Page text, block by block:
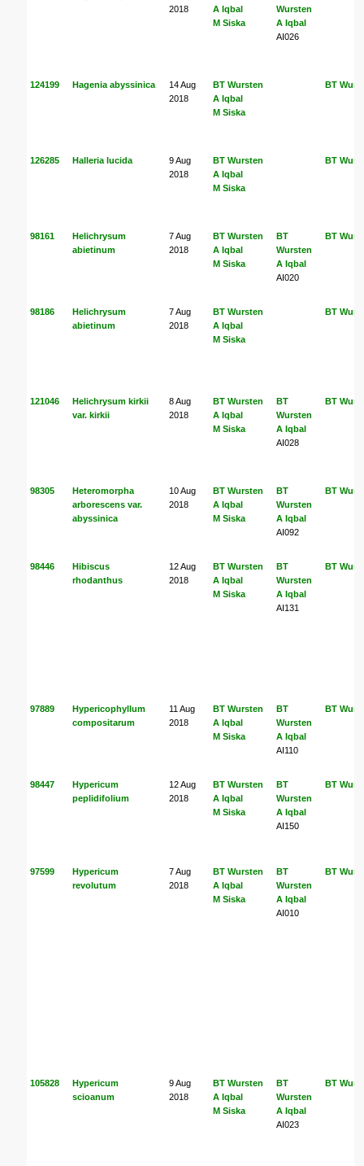
2018
A Iqbal
M Siska
Wursten
A Iqbal
AI026
124199 Hagenia abyssinica
14 Aug
2018
BT Wursten
A Iqbal
M Siska
BT
126285 Halleria lucida
9 Aug
2018
BT Wursten
A Iqbal
M Siska
BT
98161
Helichrysum
abietinum
7 Aug
2018
BT Wursten
A Iqbal
M Siska
BT
Wursten
A Iqbal
AI020
BT
98186
Helichrysum
abietinum
7 Aug
2018
BT Wursten
A Iqbal
M Siska
BT
121046
Helichrysum kirkii
var. kirkii
8 Aug
2018
BT Wursten
A Iqbal
M Siska
BT
Wursten
A Iqbal
AI028
BT
98305
Heteromorpha
arborescens var.
abyssinica
10 Aug
2018
BT Wursten
A Iqbal
M Siska
BT
Wursten
A Iqbal
AI092
BT
98446
Hibiscus
rhodanthus
12 Aug
2018
BT Wursten
A Iqbal
M Siska
BT
Wursten
A Iqbal
AI131
BT
97889
Hypericophyllum
compositarum
11 Aug
2018
BT Wursten
A Iqbal
M Siska
BT
Wursten
A Iqbal
AI110
BT
98447
Hypericum
peplidifolium
12 Aug
2018
BT Wursten
A Iqbal
M Siska
BT
Wursten
A Iqbal
AI150
BT
97599
Hypericum
revolutum
7 Aug
2018
BT Wursten
A Iqbal
M Siska
BT
Wursten
A Iqbal
AI010
BT
105828
Hypericum
scioanum
9 Aug
2018
BT Wursten
A Iqbal
M Siska
BT
Wursten
A Iqbal
AI023
BT